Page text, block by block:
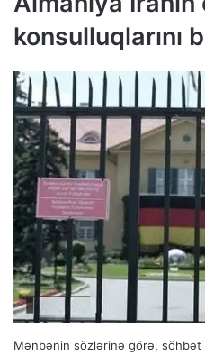
konsulluqlarını
Mənbənin sözlərinə görə,